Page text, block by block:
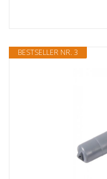
BESTSELLER NR. 3